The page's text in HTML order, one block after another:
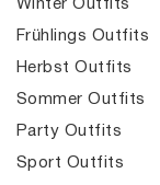
Winter Outfits
Frühlings Outfits
Herbst Outfits
Sommer Outfits
Party Outfits
Sport Outfits